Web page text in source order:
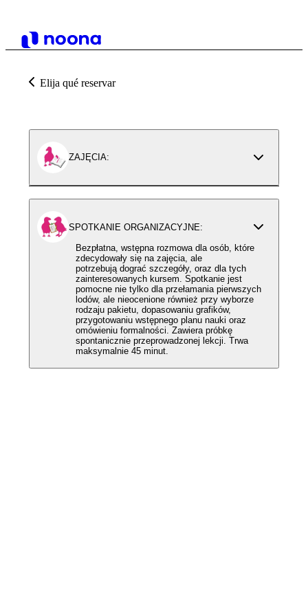
Elija qué reservar
ZAJĘCIA:
SPOTKANIE ORGANIZACYJNE:
Bezpłatna, wstępna rozmowa dla osób, które
zdecydowały się na zajęcia, ale
potrzebują dograć szczegóły, oraz dla tych
zainteresowanych kursem. Spotkanie jest
pomocne nie tylko dla przełamania pierwszych
lodów, ale nieocenione również przy wyborze
rodzaju pakietu, dopasowaniu grafików,
przygotowaniu wstępnego planu nauki oraz
omówieniu formalności. Zawiera próbkę
spontanicznie przeprowadzonej lekcji. Trwa
maksymalnie 45 minut.